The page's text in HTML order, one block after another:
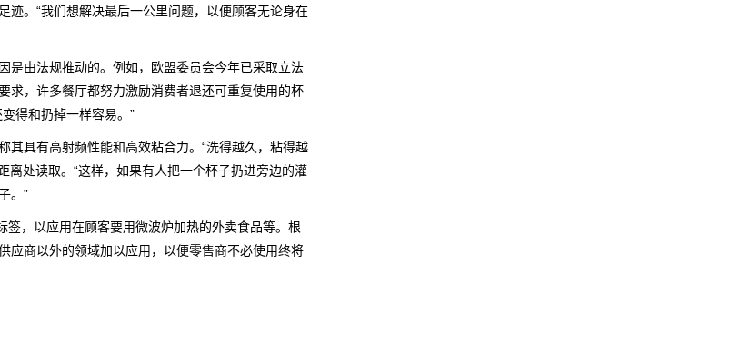
迹。“我们想解决最后一公里问题，以便顾客无论身在
是由法规推动的。例如，欧盟委员会今年已采取立法
求，许多餐厅都努力激励消费者退还可重复使用的杯
得和扔掉一样容易。”
其具有高射频性能和高效粘合力。“洗得越久，粘得越
离处读取。“这样，如果有人把一个杯子扔进旁边的灌
。”
，以应用在顾客要用微波炉加热的外卖食品等。根
应商以外的领域加以应用，以便零售商不必使用终将